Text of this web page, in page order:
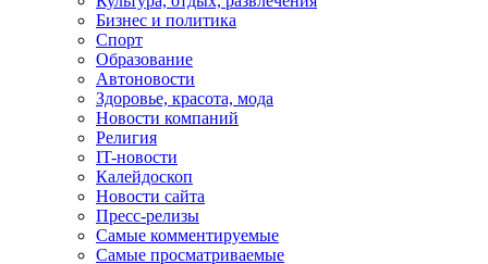
Бизнес и политика
Спорт
Образование
Автоновости
Здоровье, красота, мода
Новости компаний
Религия
IT-новости
Калейдоскоп
Новости сайта
Пресс-релизы
Самые комментируемые
Самые просматриваемые